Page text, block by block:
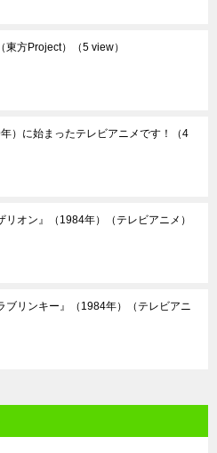
東方Project） （5 view）
）に始まったテレビアニメです！
（4
リオン』（1984年）（テレビアニメ）
ブリンキー』（1984年）（テレビアニ